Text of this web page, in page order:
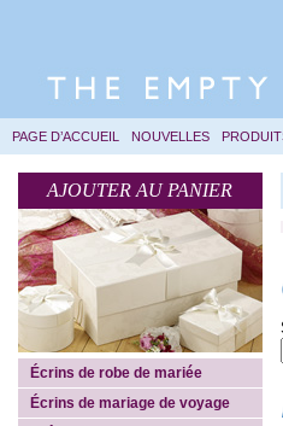
PAGE D’ACCUEIL NOUVELLES
AJOUTER AU PANIER
Écrins de robe de mariée
Écrins de mariage de voyage